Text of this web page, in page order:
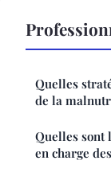
Quelles
de la
Quelles sont
en charge